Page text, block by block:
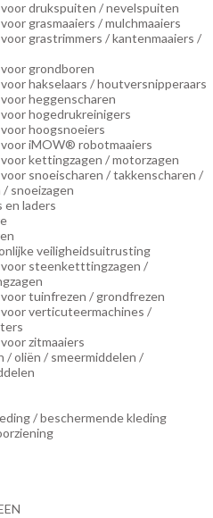
drukspuiten / nevelspuiten
grasmaaiers / mulchmaaiers
grastrimmers / kantenmaaiers /
grondboren
hakselaars / houtversnipperaars
heggenscharen
hogedrukreinigers
hoogsnoeiers
iMOW® robotmaaiers
kettingzagen / motorzagen
snoeischaren / takkenscharen /
snoeizagen
en laders
veiligheidsuitrusting
steenketttingzagen /
tuinfrezen / grondfrezen
verticuteermachines /
zitmaaiers
/ oliën / smeermiddelen /
/ beschermende kleding